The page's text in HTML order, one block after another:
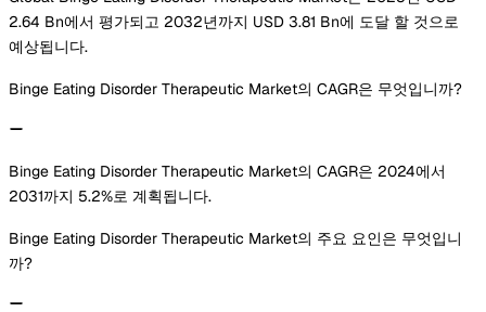
2.64 Bn에서 평가되고 2032년까지 USD 3.81 Bn에 도달 할 것으로
예상됩니다.
Binge Eating Disorder Therapeutic Market의 CAGR은 무엇입니까?
Binge Eating Disorder Therapeutic Market의 CAGR은 2024에서
2031까지 5.2%로 계획됩니다.
Binge Eating Disorder Therapeutic Market의 주요 요인은 무엇입니
까?